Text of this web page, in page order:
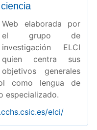
Web elaborada por
el grupo de
investigación ELCI
quien centra sus
objetivos generales
como lengua de
especializado.
elci/